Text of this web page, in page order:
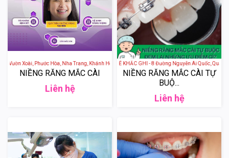
Vườn Xoài, Phước Hòa, Nha Trang, Khánh Hòa, Việt Nam
NIỀNG RĂNG MẮC CÀI
Liên hệ
NHA KHOA QUỐC TẾ KHẮC GHI - 8 Đường Nguyễn Ái Quốc, Quang
NIỀNG RĂNG MẮC CÀI TỰ
BUỘ...
Liên hệ